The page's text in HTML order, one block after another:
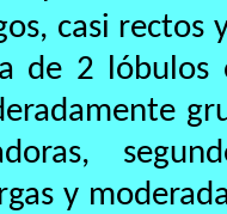
casi rectos
de 2 lóbulos
y